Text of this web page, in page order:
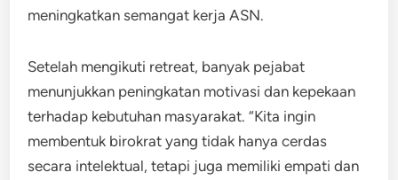
meningkatkan semangat kerja ASN.
Setelah mengikuti retreat, banyak pejabat
menunjukkan peningkatan motivasi dan kepekaan
terhadap kebutuhan masyarakat. “Kita ingin
membentuk birokrat yang tidak hanya cerdas
secara intelektual, tetapi juga memiliki empati dan